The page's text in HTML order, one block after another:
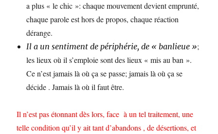
a plus « le chic »: chaque mouvement devient emprunté,
chaque parole est hors de propos, chaque réaction
dérange.
Il a un sentiment de périphérie, de « banlieue »;
les lieux où il s’emploie sont des lieux « mis au ban ».
Ce n’est jamais là où ça se passe; jamais là où ça se
décide . Jamais là où il faut être.
Il n’est pas étonnant dès lors, face à un tel traitement, une
telle condition qu’il y ait tant d’abandons , de désertions, et